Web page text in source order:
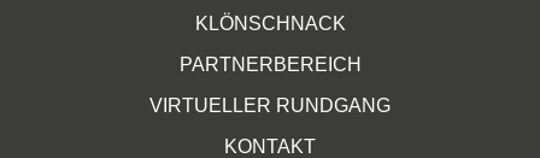
KLÖNSCHNACK
PARTNERBEREICH
VIRTUELLER RUNDGANG
KONTAKT